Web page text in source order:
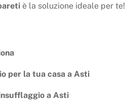
è la soluzione ideale per te!
per la tua casa a Asti
a Asti